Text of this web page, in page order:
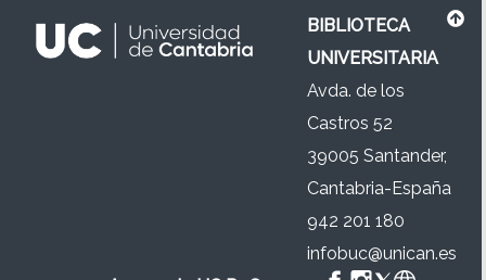
BIBLIOTECA
UNIVERSITARIA
Avda. de los
Castros 52
39005 Santander,
Cantabria-España
942 201 180
infobuc@unican.es